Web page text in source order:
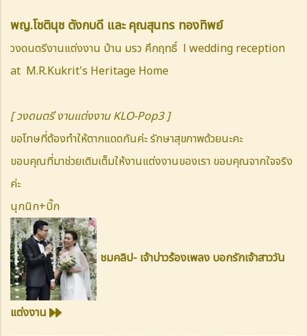
พญ.โชตินุช ตังกบดี และ คุณสุนทร ทองทิพย์
วงดนตรีงานแต่งงาน บ้าน มรว คึกฤทธิ์ l wedding reception
at M.R.Kukrit's Heritage Home
[ วงดนตรี งานแต่งงาน KLO-Pop3 ]
ขอโทษที่ต้องทำให้ตากแดดกันค่ะ รักษาสุขภาพด้วยนะคะ
ขอบคุณที่มาช่วยเติมเต็มให้งานแต่งงานของเรา ขอบคุณจากใจจริง
ค่ะ
นุกนิก+บิ๊ก
ชมคลิป- เจ้าบ่าวร้องเพลง บอกรักเจ้าสาววัน
แต่งงาน